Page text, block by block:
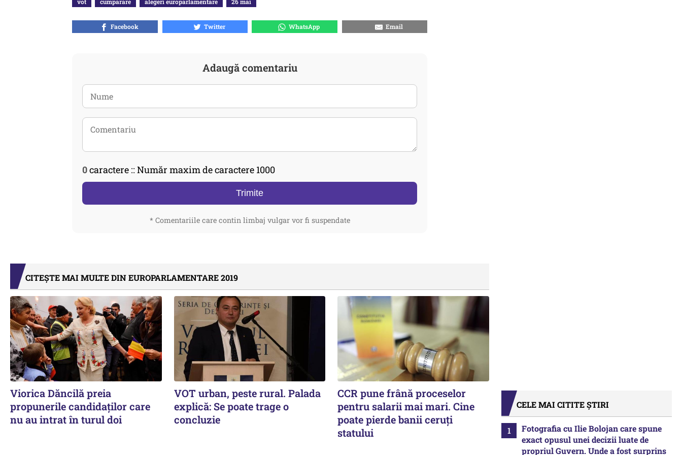
Facebook Twitter WhatsApp Email
Adaugă comentariu
0caractere :: Număr maxim de caractere 1000
Trimite
* Comentariile care contin limbaj vulgar vor fi suspendate
CITEȘTE MAI MULTE DIN EUROPARLAMENTARE 2019
Viorica Dăncilă preia
propunerile candidaților care
nu au intrat în turul doi
VOT urban, peste rural. Palada
explică: Se poate trage o
concluzie
CCR pune frână proceselor
pentru salarii mai mari. Cine
poate pierde banii ceruți
statului
CELE MAI CITITE ȘTIRI
Fotografia cu Ilie Bolojan care spune
exact opusul unei decizii luate de
propriul Guvern. Unde a fost surprins